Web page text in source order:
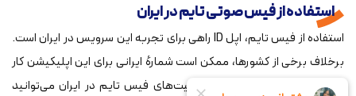
استفاده از فیس صوتی تایم در ایران
استفاده از فیس تایم، اپل ID راهی برای تجربه این سرویس در ایران است.
برخلاف برخی از کشورها، ممکن است شمارهٔ ایرانی برای این اپلیکیشن کار
نکند، اما بدون شک، از همهٔ قابلیت‌های فیس تایم در ایران می‌توانید